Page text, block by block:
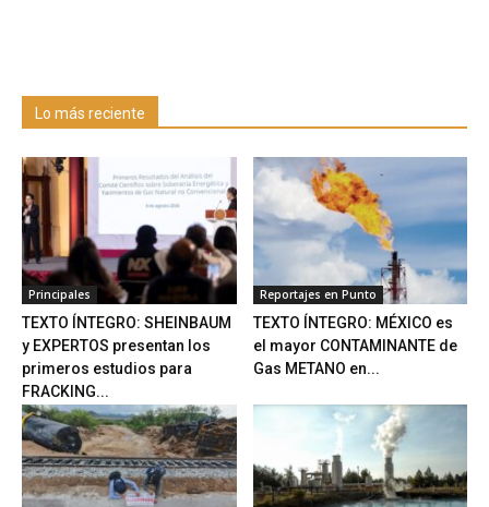
Lo más reciente
Principales
TEXTO ÍNTEGRO: SHEINBAUM
y EXPERTOS presentan los
primeros estudios para
FRACKING...
Reportajes en Punto
TEXTO ÍNTEGRO: MÉXICO es
el mayor CONTAMINANTE de
Gas METANO en...